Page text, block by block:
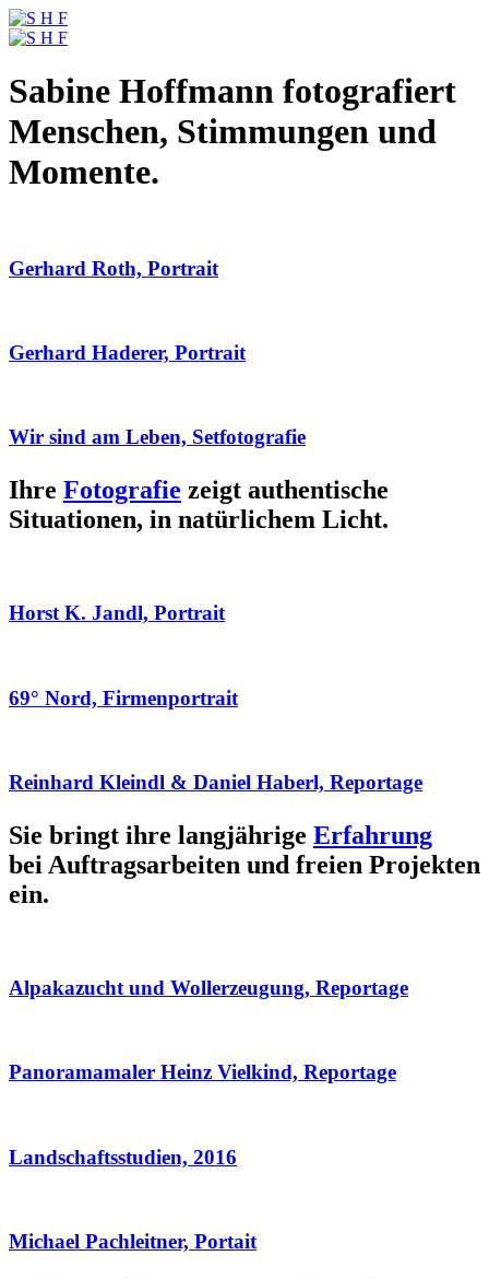
Sabine Hoffmann fotografiert
Menschen, Stimmungen und
Momente.
Gerhard Roth, Portrait
Gerhard Haderer, Portrait
Wir sind am Leben, Setfotografie
Ihre Fotografie zeigt authentische
Situationen, in natürlichem Licht.
Horst K. Jandl, Portrait
69° Nord, Firmenportrait
Reinhard Kleindl & Daniel Haberl, Reportage
Sie bringt ihre langjährige Erfahrung
bei Auftragsarbeiten und freien Projekten
ein.
Alpakazucht und Wollerzeugung, Reportage
Panoramamaler Heinz Vielkind, Reportage
Landschaftsstudien, 2016
Michael Pachleitner, Portait